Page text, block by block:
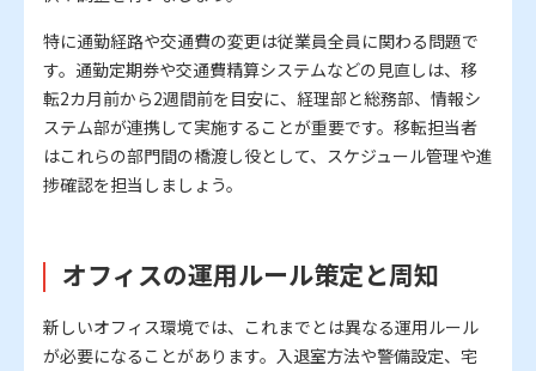
特に通勤経路や交通費の変更は従業員全員に関わる問題で
す。通勤定期券や交通費精算システムなどの見直しは、移
転2カ月前から2週間前を目安に、経理部と総務部、情報シ
ステム部が連携して実施することが重要です。移転担当者
はこれらの部門間の橋渡し役として、スケジュール管理や進
捗確認を担当しましょう。
オフィスの運用ルール策定と周知
新しいオフィス環境では、これまでとは異なる運用ルール
が必要になることがあります。入退室方法や警備設定、宅